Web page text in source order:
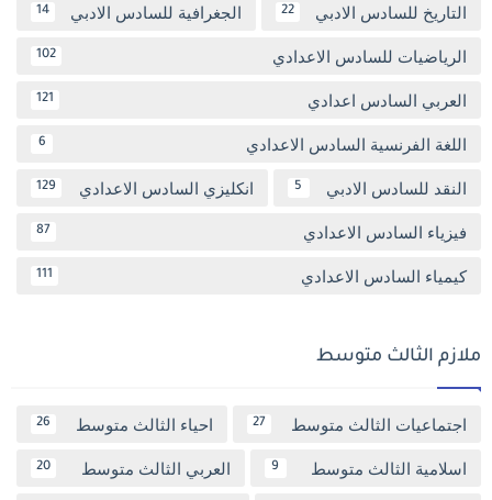
التاريخ للسادس الادبي 22 الجغرافية للسادس الادبي 14
الرياضيات للسادس الاعدادي 102
العربي السادس اعدادي 121
اللغة الفرنسية السادس الاعدادي 6
النقد للسادس الادبي 5 انكليزي السادس الاعدادي 129
فيزياء السادس الاعدادي 87
كيمياء السادس الاعدادي 111
ملازم الثالث متوسط
اجتماعيات الثالث متوسط 27 احياء الثالث متوسط 26
اسلامية الثالث متوسط 9 العربي الثالث متوسط 20